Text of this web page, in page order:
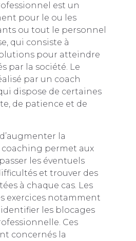
est un
pour le ou les
ou tout le personnel
qui consiste à
pour atteindre
par la société. Le
par un coach
dispose de certaines
de patience et de
la
permet aux
les éventuels
et trouver des
à chaque cas. Les
exercices notamment
les blocages
Ces
concernés la